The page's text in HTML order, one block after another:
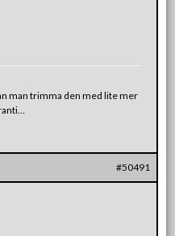
man trimma den med lite mer
#50491